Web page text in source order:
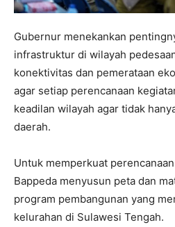
Gubernur menekankan
infrastruktur di wilayah
konektivitas dan pemerataan
agar setiap perencanaan
keadilan wilayah agar tidak
daerah.
Untuk memperkuat
Bappeda menyusun peta dan
program pembangunan yang
kelurahan di Sulawesi Tengah.